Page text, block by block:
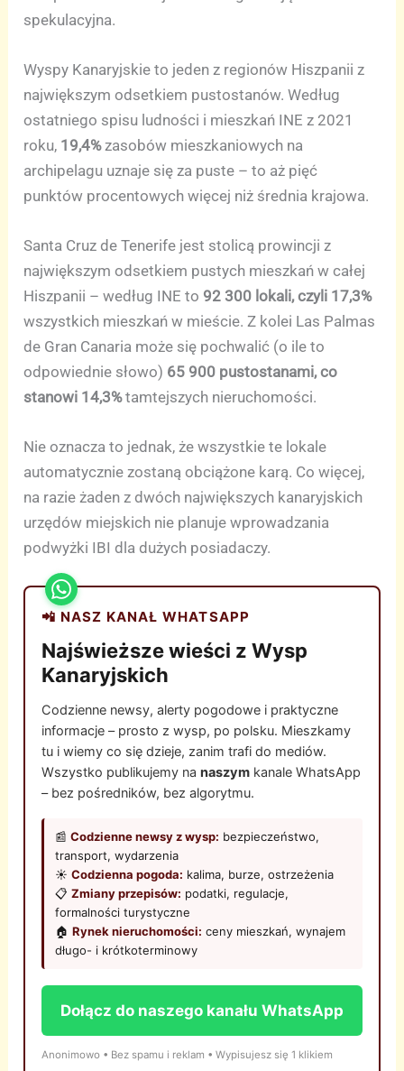
spekulacyjna.
Wyspy Kanaryjskie to jeden z regionów Hiszpanii z
największym odsetkiem pustostanów. Według
ostatniego spisu ludności i mieszkań INE z 2021
roku, 19,4%zasobów mieszkaniowych na
archipelagu uznaje się za puste – to aż pięć
punktów procentowych więcej niż średnia krajowa.
Santa Cruz de Tenerife jest stolicą prowincji z
największym odsetkiem pustych mieszkań w całej
Hiszpanii – według INE to 92 300 lokali, czyli 17,3%
wszystkich mieszkań w mieście. Z kolei Las Palmas
de Gran Canaria może się pochwalić (o ile to
odpowiednie słowo) 65 900 pustostanami, co
stanowi 14,3%tamtejszych nieruchomości.
Nie oznacza to jednak, że wszystkie te lokale
automatycznie zostaną obciążone karą. Co więcej,
na razie żaden z dwóch największych kanaryjskich
urzędów miejskich nie planuje wprowadzania
podwyżki IBI dla dużych posiadaczy.
📲 NASZ KANAŁ WHATSAPP
Najświeższe wieści z Wysp
Kanaryjskich
Codzienne newsy, alerty pogodowe i praktyczne
informacje – prosto z wysp, po polsku. Mieszkamy
tu i wiemy co się dzieje, zanim trafi do mediów.
Wszystko publikujemy nanaszym kanale WhatsApp
– bez pośredników, bez algorytmu.
📰Codzienne newsy z wysp: bezpieczeństwo,
transport, wydarzenia
☀️Codzienna pogoda: kalima, burze, ostrzeżenia
📋Zmiany przepisów: podatki, regulacje,
formalności turystyczne
🏠Rynek nieruchomości: ceny mieszkań, wynajem
długo- i krótkoterminowy
Dołącz do naszego kanału WhatsApp
Anonimowo • Bez spamu i reklam • Wypisujesz się 1 klikiem